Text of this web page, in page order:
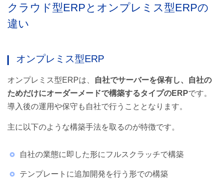
クラウド型ERPとオンプレミス型ERPの
違い
オンプレミス型ERP
オンプレミス型ERPは、
自社でサーバーを保有し、自社の
ためだけにオーダーメードで構築するタイプのERPです。
導入後の運用や保守も自社で行うこととなります。
主に以下のような構築手法を取るのが特徴です。
自社の業態に即した形にフルスクラッチで構築
テンプレートに追加開発を行う形での構築